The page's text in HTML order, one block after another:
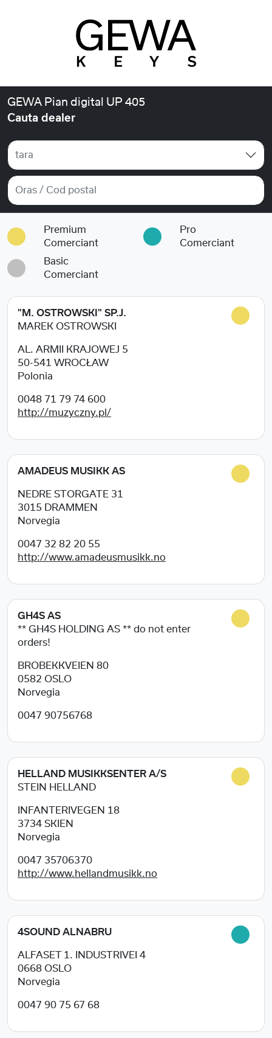
GEWA Pian digital UP 405
Cauta dealer
tara
Premium
Comerciant
Pro
Comerciant
Basic
Comerciant
"M. OSTROWSKI" SP.J.
MAREK OSTROWSKI
AL. ARMII KRAJOWEJ 5
50-541 WROCŁAW
Polonia
0048 71 79 74 600
http://muzyczny.pl/
AMADEUS MUSIKK AS
NEDRE STORGATE 31
3015
DRAMMEN
Norvegia
0047 32 82 20 55
http://www.amadeusmusikk.no
GH4S AS
** GH4S HOLDING AS ** do not enter
orders!
BROBEKKVEIEN 80
0582 OSLO
Norvegia
0047 90756768
HELLAND MUSIKKSENTER A/S
STEIN HELLAND
INFANTERIVEGEN 18
3734 SKIEN
Norvegia
0047 35706370
http://www.hellandmusikk.no
4SOUND ALNABRU
ALFASET 1. INDUSTRIVEI 4
0668 OSLO
Norvegia
0047 90 75 67 68